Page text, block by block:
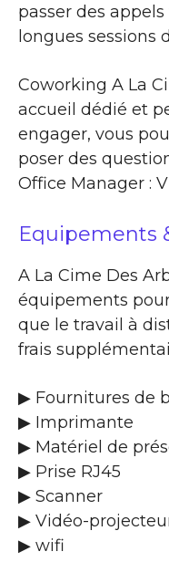
passer des
longues sessions
Coworking A La
accueil dédié et
engager, vous
poser des
Office Manager :
Equipements
A La Cime Des
équipements
que le travail à
frais
▶ Fournitures de
▶ Imprimante
▶ Matériel de
▶ Prise RJ45
▶ Scanner
▶ Vidéo-
▶ wifi